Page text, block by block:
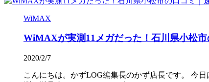
WiMAX
WiMAXが実測11メガだった！石川県小松
2020/2/7
こんにちは。かずLOG編集長のかず店長です。 今